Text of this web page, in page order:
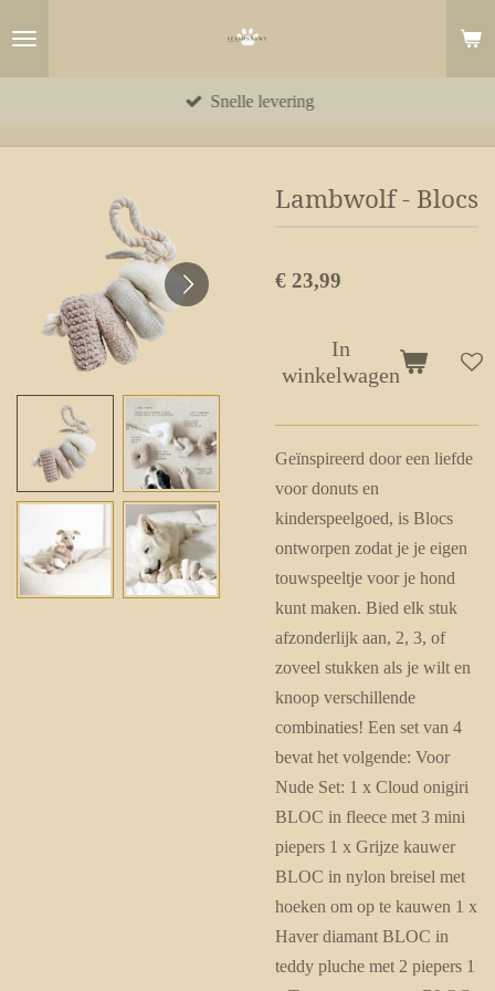
hoofdinhoud
Snelle levering
Lambwolf - Blocs
€ 23,99
In
winkelwagen
Geïnspireerd door een liefde
voor donuts en
kinderspeelgoed, is Blocs
ontworpen zodat je je eigen
touwspeeltje voor je hond
kunt maken. Bied elk stuk
afzonderlijk aan, 2, 3, of
zoveel stukken als je wilt en
knoop verschillende
combinaties! Een set van 4
bevat het volgende: Voor
Nude Set: 1 x Cloud onigiri
BLOC in fleece met 3 mini
piepers 1 x Grijze kauwer
BLOC in nylon breisel met
hoeken om op te kauwen 1 x
Haver diamant BLOC in
teddy pluche met 2 piepers 1